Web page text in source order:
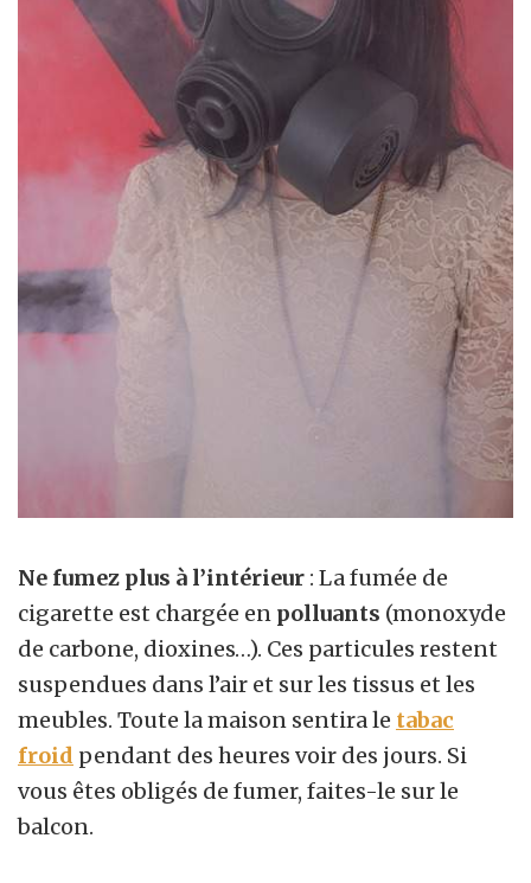
Ne fumez plus à l’intérieur : La fumée de
cigarette est chargée en polluants (monoxyde
de carbone, dioxines…). Ces particules restent
suspendues dans l’air et sur les tissus et les
meubles. Toute la maison sentira le tabac
froid pendant des heures voir des jours. Si
vous êtes obligés de fumer, faites-le sur le
balcon.